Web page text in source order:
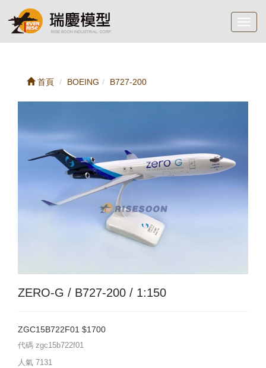
首頁 BOEING B727-200
ZERO-G / B727-200 / 1:150
ZGC15B722F01 $1700
代碼 zgc15b722f01
人氣 7131